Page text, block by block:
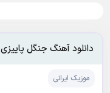
دانلود آهنگ جنگل
موزیک ایرانی